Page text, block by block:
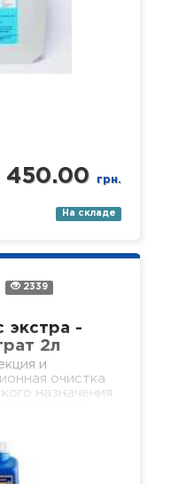
450.00 грн.
На складе
2339
экстра -
2л
и
очистка
назначения
(в т.ч.
(в т.ч.